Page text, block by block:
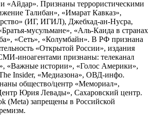
«Айдар». Признаны террористическими
Талибан», «Имарат Кавказ»,
(ИГ, ИГИЛ), Джебхад-ан-Нусра,
мусульмане», «Аль-Каида в странах
«Сеть», «Колумбайн». В РФ признана
«Открытой России», издания
иноагентами признаны: телеканал
«Важные истории», «Голос Америки»,
Insider, «Медиазона», ОВД-инфо.
общество/центр «Мемориал»,
Юрия Левады», Сахаровский центр.
(Metа) запрещены в Российской